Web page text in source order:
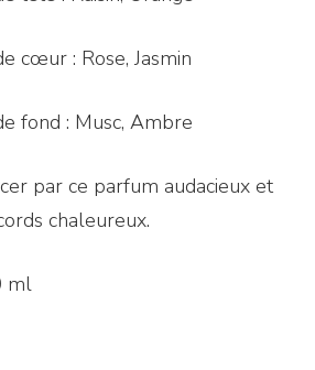
: Rose, Jasmin
: Musc, Ambre
par ce parfum audacieux et
chaleureux.
ml